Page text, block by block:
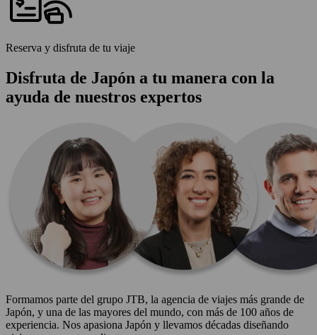
Reserva y disfruta de tu viaje
Disfruta de Japón a tu manera con la
ayuda de nuestros expertos
Formamos parte del grupo JTB, la agencia de viajes más grande de
Japón, y una de las mayores del mundo, con más de 100 años de
experiencia. Nos apasiona Japón y llevamos décadas diseñando